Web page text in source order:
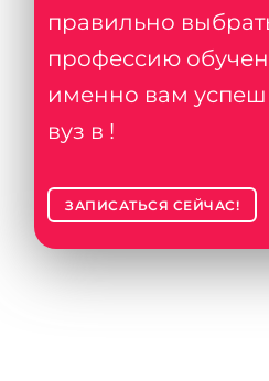
правильно
профессию
именно вам
вуз в !
ЗАПИСАТЬСЯ СЕЙЧАС!